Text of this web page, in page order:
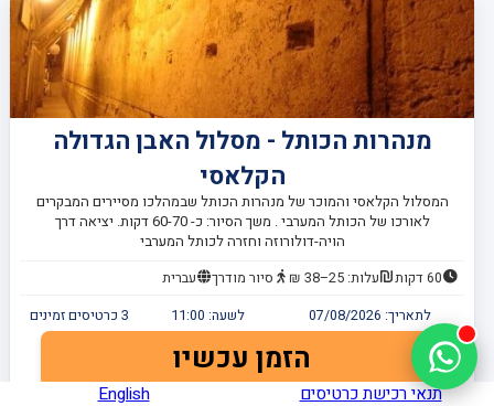
מנהרות הכותל - מסלול האבן הגדולה
הקלאסי
המסלול הקלאסי והמוכר של מנהרות הכותל שבמהלכו מסיירים המבקרים
לאורכו של הכותל המערבי . משך הסיור: כ- 60-70 דקות. יציאה דרך
הויה-דולורוזה וחזרה לכותל המערבי
60 דקות עלות: 25–38 ₪ סיור מודרך
עברית
לתאריך: 07/08/2026 לשעה: 11:00
3 כרטיסים זמינים
הזמן עכשיו
תנאי רכישת כרטיסים English